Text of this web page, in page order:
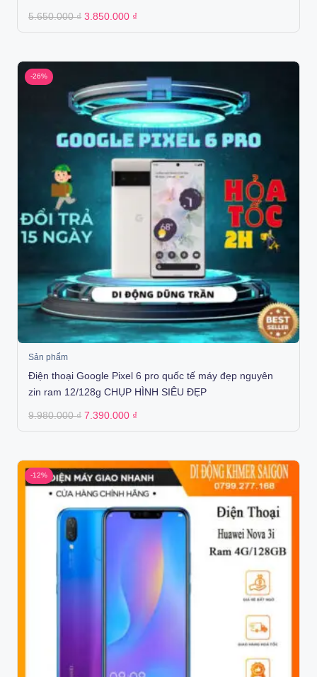
5.650.000₫ Original
was:
3.850.000 ₫
is:
-26%
Sản phẩm
Điện thoại Google Pixel 6 pro quốc tế máy đẹp nguyên
zin ram 12/128g CHỤP HÌNH SIÊU ĐẸP
9.980.000₫ Original
was:
7.390.000 ₫
is:
-12%